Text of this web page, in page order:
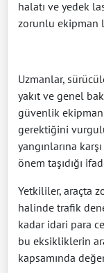
halatı ve yedek
zorunlu ekipman
Uzmanlar,
yakıt ve genel
güvenlik
gerektiğini
yangınlarına
önem taşıdığı
Yetkililer, araçta
halinde trafik
kadar idari para
bu eksikliklerin
kapsamında